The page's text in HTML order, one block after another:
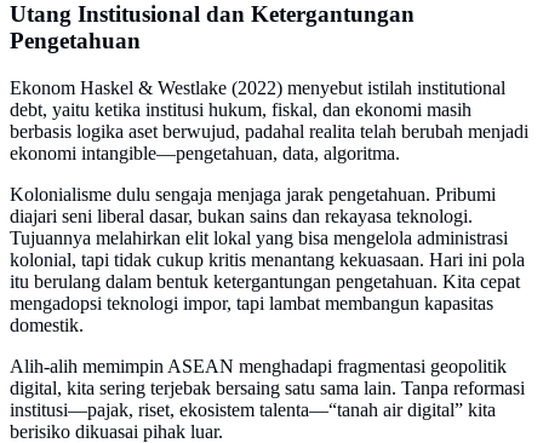
Utang Institusional dan Ketergantungan
Pengetahuan
Ekonom Haskel & Westlake (2022) menyebut istilah institutional
debt, yaitu ketika institusi hukum, fiskal, dan ekonomi masih
berbasis logika aset berwujud, padahal realita telah berubah menjadi
ekonomi intangible—pengetahuan, data, algoritma.
Kolonialisme dulu sengaja menjaga jarak pengetahuan. Pribumi
diajari seni liberal dasar, bukan sains dan rekayasa teknologi.
Tujuannya melahirkan elit lokal yang bisa mengelola administrasi
kolonial, tapi tidak cukup kritis menantang kekuasaan. Hari ini pola
itu berulang dalam bentuk ketergantungan pengetahuan. Kita cepat
mengadopsi teknologi impor, tapi lambat membangun kapasitas
domestik.
Alih-alih memimpin ASEAN menghadapi fragmentasi geopolitik
digital, kita sering terjebak bersaing satu sama lain. Tanpa reformasi
institusi—pajak, riset, ekosistem talenta—“tanah air digital” kita
berisiko dikuasai pihak luar.